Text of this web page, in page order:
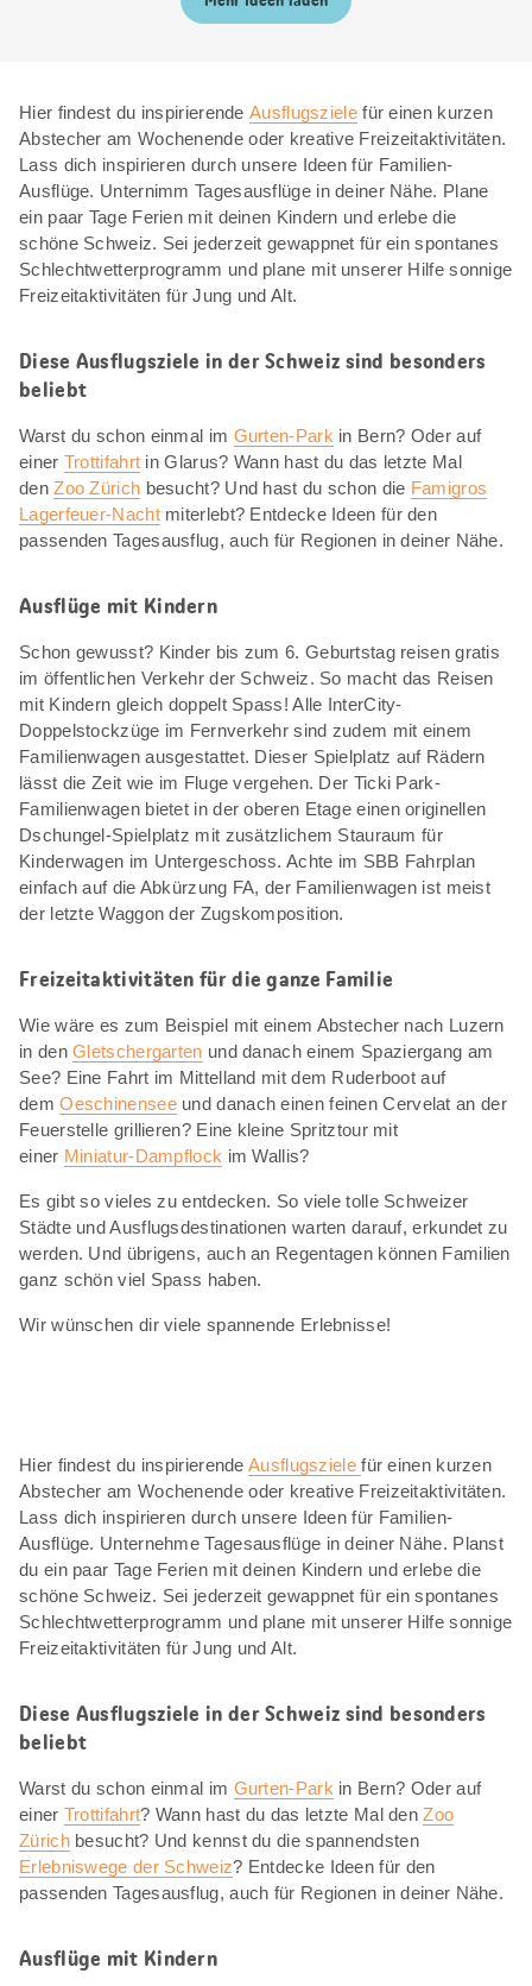
Hier findest du inspirierendeAusflugszielefür einen kurzen
Abstecher am Wochenende oder kreative Freizeitaktivitäten.
Lass dich inspirieren durch unsere Ideen für Familien-
Ausflüge. Unternimm Tagesausflüge in deiner Nähe. Plane
ein paar Tage Ferien mit deinen Kindern und erlebe die
schöne Schweiz. Sei jederzeit gewappnet für ein spontanes
Schlechtwetterprogramm und plane mit unserer Hilfe sonnige
Freizeitaktivitäten für Jung und Alt.
Diese Ausflugsziele in der Schweiz sind besonders
beliebt
Warst du schon einmal im Gurten-Park in Bern? Oder auf
einer Trottifahrt in Glarus? Wann hast du das letzte Mal
denZoo Zürich besucht? Und hast du schon die Famigros
Lagerfeuer-Nachtmiterlebt? Entdecke Ideen für den
passenden Tagesausflug, auch für Regionen in deiner Nähe.
Ausflüge mit Kindern
Schon gewusst? Kinder bis zum 6. Geburtstag reisen gratis
im öffentlichen Verkehr der Schweiz. So macht das Reisen
mit Kindern gleich doppelt Spass! Alle InterCity-
Doppelstockzüge im Fernverkehr sind zudem mit einem
Familienwagen ausgestattet. Dieser Spielplatz auf Rädern
lässt die Zeit wie im Fluge vergehen. Der Ticki Park-
Familienwagen bietet in der oberen Etage einen originellen
Dschungel-Spielplatz mit zusätzlichem Stauraum für
Kinderwagen im Untergeschoss. Achte im SBB Fahrplan
einfach auf die Abkürzung FA, der Familienwagen ist meist
der letzte Waggon der Zugskomposition.
Freizeitaktivitäten für die ganze Familie
Wie wäre es zum Beispiel mit einem Abstecher nach Luzern
in denGletschergarten und danach einem Spaziergang am
See? Eine Fahrt im Mittelland mit dem Ruderboot auf
demOeschinenseeund danach einen feinen Cervelat an der
Feuerstelle grillieren? Eine kleine Spritztour mit
einer Miniatur-Dampflock im Wallis?
Es gibt so vieles zu entdecken. So viele tolle Schweizer
Städte und Ausflugsdestinationen warten darauf, erkundet zu
werden. Und übrigens, auch an Regentagen können Familien
ganz schön viel Spass haben.
Wir wünschen dir viele spannende Erlebnisse!
Hier findest du inspirierendeAusflugszielefür einen kurzen
Abstecher am Wochenende oder kreative Freizeitaktivitäten.
Lass dich inspirieren durch unsere Ideen für Familien-
Ausflüge. Unternehme Tagesausflüge in deiner Nähe. Planst
du ein paar Tage Ferien mit deinen Kindern und erlebe die
schöne Schweiz. Sei jederzeit gewappnet für ein spontanes
Schlechtwetterprogramm und plane mit unserer Hilfe sonnige
Freizeitaktivitäten für Jung und Alt.
Diese Ausflugsziele in der Schweiz sind besonders
beliebt
Warst du schon einmal im Gurten-Park in Bern? Oder auf
einer Trottifahrt? Wann hast du das letzte Mal denZoo
Zürichbesucht? Und kennst du die spannendsten
Erlebniswege der Schweiz? Entdecke Ideen für den
passenden Tagesausflug, auch für Regionen in deiner Nähe.
Ausflüge mit Kindern